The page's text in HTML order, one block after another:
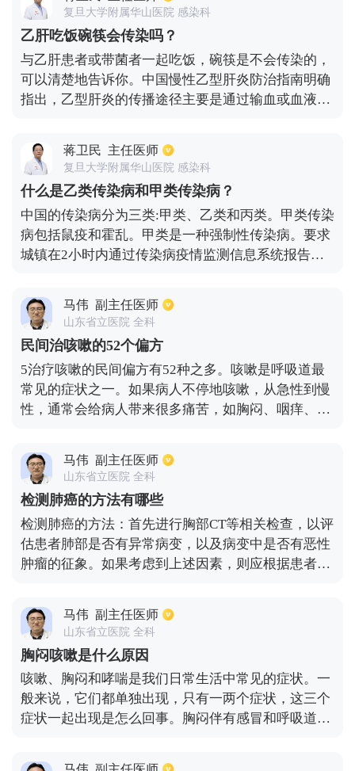
品费用、住院费用等项目。检测费用主要包括痰结核
菌培养、血检、影像检查等。大约费用是2000-3000
元。药物治疗费用通常由抗结核菌、保肝药物、糖皮
质激素药物等组成。抗结核疗程一般需要持续治疗6
个月以上，费用约3000-4000元。具体治疗费用建议
可咨询主治医生。
复旦大学附属华山医院 感染科
乙肝吃饭碗筷会传染吗？
与乙肝患者或带菌者一起吃饭，碗筷是不会传染的，
可以清楚地告诉你。中国慢性乙型肝炎防治指南明确
指出，乙型肝炎的传播途径主要是通过输血或血液制
同一间办公室工作、握手、拥抱、住在同一间宿舍、
在同一间餐厅用餐、共用厕所等。没有血液接触的接
触不会感染乙型肝炎的。
蒋卫民 主任医师
复旦大学附属华山医院 感染科
什么是乙类传染病和甲类传染病？
中国的传染病分为三类:甲类、乙类和丙类。甲类传染
病包括鼠疫和霍乱。甲类是一种强制性传染病。要求
城镇在2小时内通过传染病疫情监测信息系统报告发
非典型肺炎、病毒性肝炎、脊髓灰质炎、人感染高致
病性禽流感、艾滋病、麻疹、流行性出血热、狂犬
病、流行性乙型脑炎、登革热、细菌性和阿米巴性痢
疾、肺结核、伤寒、炭疽、副伤寒、流行性脑脊髓膜
炎、百日咳、新生儿破伤风、猩红热、白喉、布氏杆
菌病、淋病、梅毒、钩端螺旋体病、血吸虫病和疟
疾。乙类传染病受到严格管理，要求在城镇6小时内
马伟 副主任医师
山东省立医院 全科
民间治咳嗽的52个偏方
5治疗咳嗽的民间偏方有52种之多。咳嗽是呼吸道最
常见的症状之一。如果病人不停地咳嗽，从急性到慢
性，通常会给病人带来很多痛苦，如胸闷、咽痒、气
蜂蜜鸡蛋水止咳、油炸姜片止咳、艾叶泡脚止咳、萝
卜猪肺汤止咳、糖水冲鸡蛋补虚止咳等。
马伟 副主任医师
山东省立医院 全科
检测肺癌的方法有哪些
检测肺癌的方法：首先进行胸部CT等相关检查，以评
估患者肺部是否有异常病变，以及病变中是否有恶性
肿瘤的征象。如果考虑到上述因素，则应根据患者的
可考虑胸腔镜活检以获得某些病理组织，以及患者是
否属于肺癌以及哪种类型的肺癌。同时，在肺癌确诊
后，还应改进其他一些影像学检查，如头部磁共振和
CT、浅表淋巴结彩色多普勒超声、腹部彩色多普勒超
声、CT等。以评估患者是否有远处转移并确定患者的
临床分期，从而为下一步治疗提供良好的基础。
马伟 副主任医师
山东省立医院 全科
胸闷咳嗽是什么原因
咳嗽、胸闷和哮喘是我们日常生活中常见的症状。一
般来说，它们都单独出现，只有一两个症状，这三个
症状一起出现是怎么回事。胸闷伴有感冒和呼吸道感
些病症大多是呼吸系统问题，咳嗽胸闷，气短，同时